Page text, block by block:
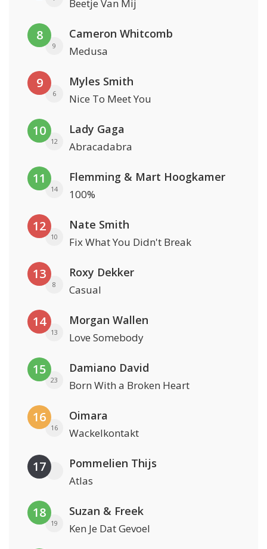
Beetje Van Mij
8
9
Cameron Whitcomb
Medusa
9
6
Myles Smith
Nice To Meet You
10
12
Lady Gaga
Abracadabra
11
14
Flemming & Mart Hoogkamer
100%
12
10
Nate Smith
Fix What You Didn't Break
13
8
Roxy Dekker
Casual
14
13
Morgan Wallen
Love Somebody
15
23
Damiano David
Born With a Broken Heart
16
16
Oimara
Wackelkontakt
17 Pommelien Thijs
Atlas
18
19
Suzan & Freek
Ken Je Dat Gevoel